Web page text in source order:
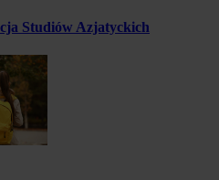
Studiów Azjatyckich